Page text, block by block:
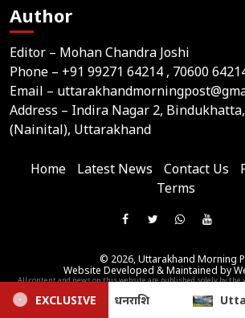
Author
Editor – Mohan Chandra Joshi
Phone – +91 99271 64214 , 70600
Email –
Address – Indira Nagar 2,
(Nainital), Uttarakhand
Home Latest News Contact Us
Terms
Like
On
Follow
On
Join
WhatsApp
© 2026,Uttarakhand Morning
Website Developed & Maintained by
All content and news on this website are published solely by the
EXCLUSIVE
Weather: मानसून बरकरार, आज 4 जिलों